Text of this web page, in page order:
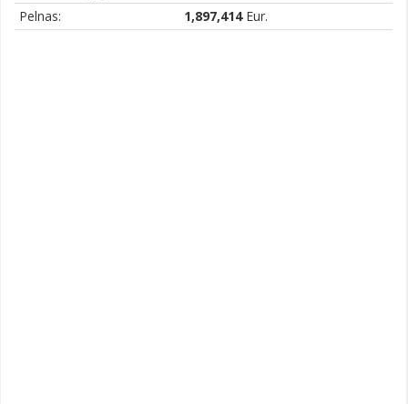
Pelnas:
1,897,414Eur.